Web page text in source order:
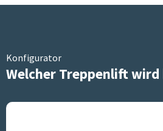
Konfigurator
Welcher Treppenlift